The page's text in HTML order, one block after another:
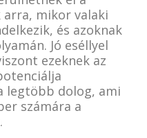
mikor valaki
és azoknak
Jó eséllyel
ezeknek az
legtöbb dolog, ami
számára a